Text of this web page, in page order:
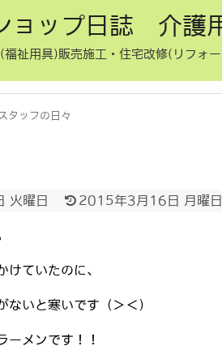
ョップ日誌 介護
祉用具)販売施工・住宅改修(リフォ
タッフの日々
火曜日 2015年3月16日 月曜日
けていたのに、
ないと寒いです（＞＜）
ーメンです！！